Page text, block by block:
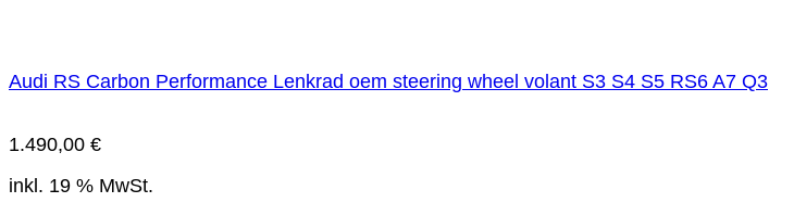
Audi RS Carbon Performance Lenkrad oem steering wheel volant S3 S4 S5 RS6 A7 Q3
1.490,00 €
inkl. 19 % MwSt.